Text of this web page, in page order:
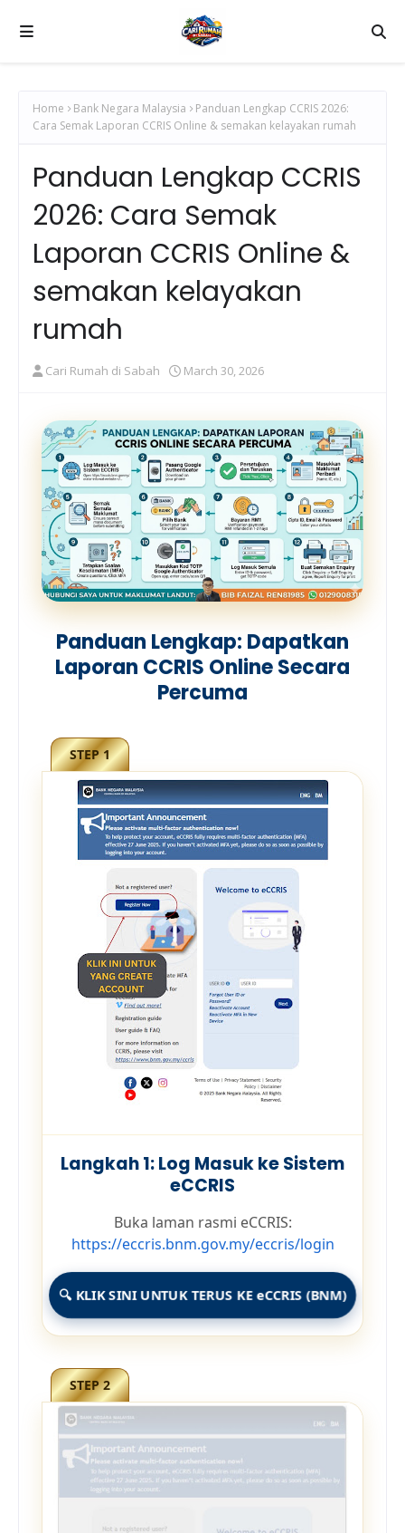
Home Bank Negara Malaysia
Panduan Lengkap CCRIS 2026:
Cara Semak Laporan CCRIS Online & semakan kelayakan rumah
Panduan Lengkap CCRIS
2026: Cara Semak
Laporan CCRIS Online &
semakan kelayakan
rumah
Cari Rumah di Sabah March 30, 2026
Panduan Lengkap: Dapatkan
Laporan CCRIS Online Secara
Percuma
STEP 1
Langkah 1: Log Masuk ke Sistem
eCCRIS
Buka laman rasmi eCCRIS:
https://eccris.bnm.gov.my/eccris/login
🔍 KLIK SINI UNTUK TERUS KE eCCRIS (BNM)
STEP 2